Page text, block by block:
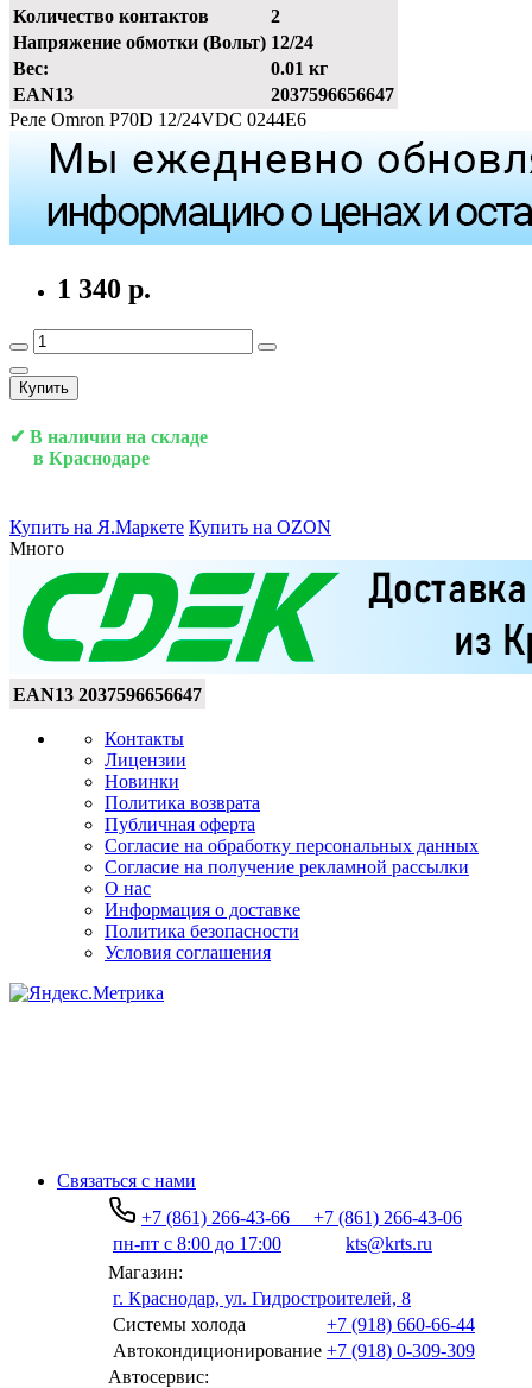
Количество контактов
2
Напряжение обмотки (Вольт) 12/24
Вес:
0.01 кг
EAN13
2037596656647
Реле Omron P70D 12/24VDC 0244E6
1 340 р.
Купить
✔ В наличии на складе
в Краснодаре
Купить на Я.Маркете Купить на OZON
Много
EAN13 2037596656647
Контакты
Лицензии
Новинки
Политика возврата
Публичная оферта
Согласие на обработку персональных данных
Согласие на получение рекламной рассылки
О нас
Информация о доставке
Политика безопасности
Условия соглашения
Связаться с нами
+7 (861) 266-43-66
+7 (861) 266-43-06
пн-пт с 8:00 до 17:00
kts@krts.ru
Магазин:
г. Краснодар, ул. Гидростроителей, 8
Системы холода
+7 (918) 660-66-44
Автокондиционирование +7 (918) 0-309-309
Автосервис: